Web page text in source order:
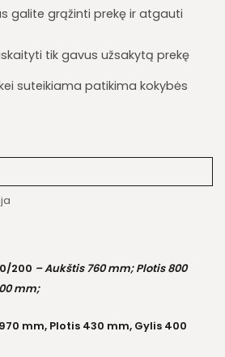
galite grąžinti prekę ir atgauti
tik gavus užsakytą prekę
suteikiama patikima kokybės
200 – Aukštis 760 mm; Plotis 800
mm;
mm, Plotis 430 mm, Gylis 400